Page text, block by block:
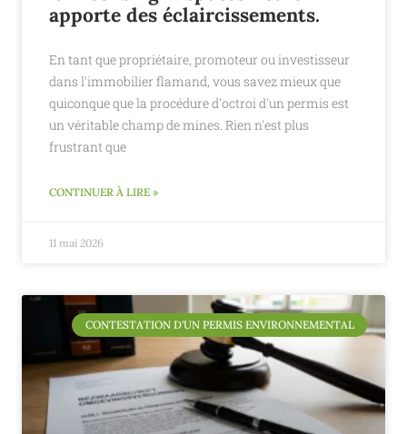
apporte des éclaircissements.
En tant que propriétaire, promoteur ou investisseur
dans l'immobilier flamand, vous savez mieux que
quiconque que la procédure d'octroi d'un permis est
un véritable champ de mines. Rien n'est plus
frustrant que
CONTINUER À LIRE »
11 mai 2026
CONTESTATION D'UN PERMIS ENVIRONNEMENTAL